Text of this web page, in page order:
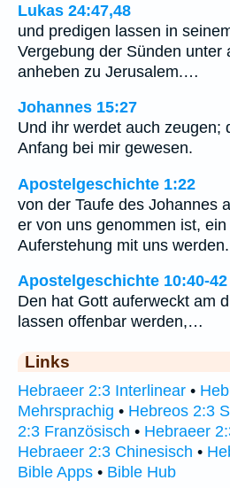
Lukas 24:47,48
und predigen lassen in
Vergebung der Sünden unter
anheben zu Jerusalem.…
Johannes 15:27
Und ihr werdet auch zeugen;
Anfang bei mir gewesen.
Apostelgeschichte 1:22
von der Taufe des Johannes
er von uns genommen ist,
Auferstehung mit uns werden.
Apostelgeschichte 10:40-42
Den hat Gott auferweckt am
lassen offenbar werden,…
Links
Hebraeer 2:3 Interlinear •
Mehrsprachig • Hebreos 2:3
2:3 Französisch • Hebraeer
Hebraeer 2:3 Chinesisch •
Bible Apps • Bible Hub